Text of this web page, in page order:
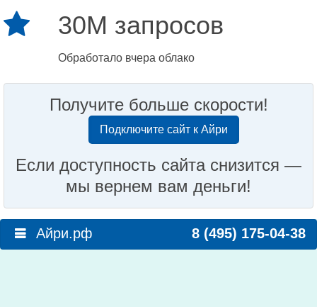
30M запросов
Обработало вчера облако
Получите больше скорости!
Подключите сайт к Айри
Если доступность сайта снизится —
мы вернем вам деньги!
Айри.рф 8 (495) 175-04-38